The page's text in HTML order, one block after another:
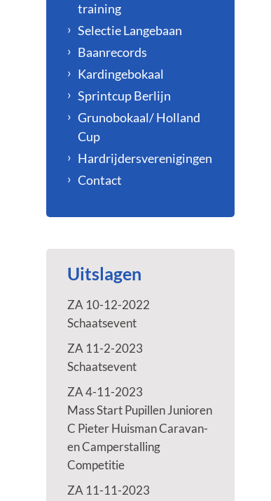
training
Selectie Langebaan
Baanrecords
Kardingebokaal
Sprintcup Berlijn
Grunobokaal/ Holland
Cup
Hardrijdersverenigingen
Contact
Uitslagen
ZA 10-12-2022
Schaatsevent
ZA 11-2-2023
Schaatsevent
ZA 4-11-2023
Mass Start Pupillen Junioren
C Pieter Huisman Caravan-
en Camperstalling
Competitie
ZA 11-11-2023